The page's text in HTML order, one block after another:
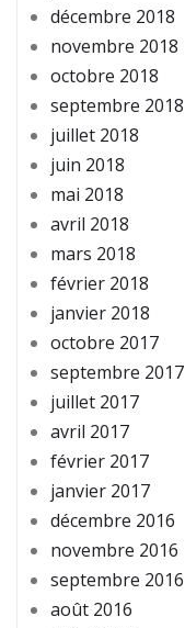
décembre 2018
novembre 2018
octobre 2018
septembre 2018
juillet 2018
juin 2018
mai 2018
avril 2018
mars 2018
février 2018
janvier 2018
octobre 2017
septembre 2017
juillet 2017
avril 2017
février 2017
janvier 2017
décembre 2016
novembre 2016
septembre 2016
août 2016